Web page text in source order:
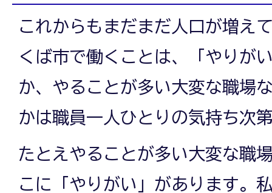
これからもまだまだ人口が増え
くば市で働くことは、「やりが
か、やることが多い大変な職場
かは職員一人ひとりの気持ち次
たとえやることが多い大変な職
こに「やりがい」があります。